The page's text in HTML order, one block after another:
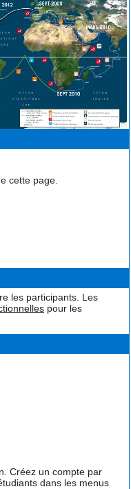
cette page.
les participants. Les
pour les
Créez un compte par
dans les menus